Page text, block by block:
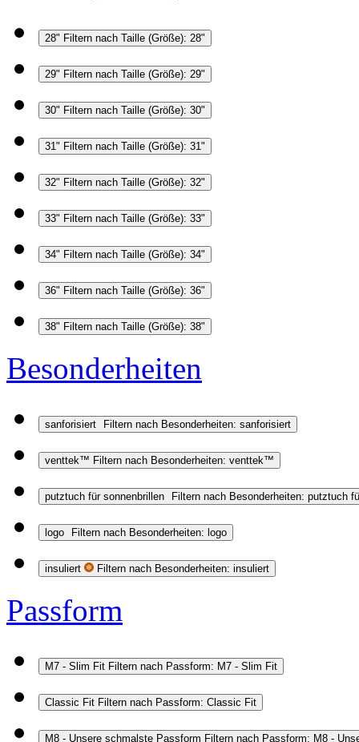
28" Filtern nach Taille (Größe): 28"
29" Filtern nach Taille (Größe): 29"
30" Filtern nach Taille (Größe): 30"
31" Filtern nach Taille (Größe): 31"
32" Filtern nach Taille (Größe): 32"
33" Filtern nach Taille (Größe): 33"
34" Filtern nach Taille (Größe): 34"
36" Filtern nach Taille (Größe): 36"
38" Filtern nach Taille (Größe): 38"
Besonderheiten
sanforisiert Filtern nach Besonderheiten: sanforisiert
venttek™ Filtern nach Besonderheiten: venttek™
putztuch für sonnenbrillen Filtern nach Besonderheiten: putztuch
logo Filtern nach Besonderheiten: logo
insuliert Filtern nach Besonderheiten: insuliert
Passform
M7 - Slim Fit Filtern nach Passform: M7 - Slim Fit
Classic Fit Filtern nach Passform: Classic Fit
M8 - Unsere schmalste Passform Filtern nach Passform: M8 -